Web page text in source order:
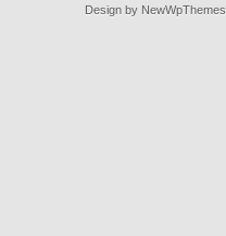
Design by NewWpThemes